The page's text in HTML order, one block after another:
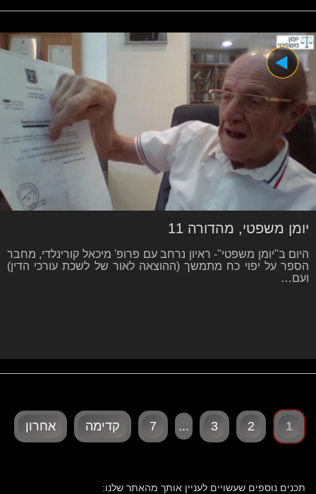
יומן משפטי, מהדורה 11
היום ב"יומן משפטי"- ראיון נרחב עם פרופ' מיכאל קורינלדי, מחבר
הספר על יפוי כח מתמשך (ההוצאה לאור של לשכת עורכי הדין)
ועם…
1
2
3
...
7 קדימה אחרון
תכנים נוספים שעשויים לעניין אותך מהאתר שלנו: